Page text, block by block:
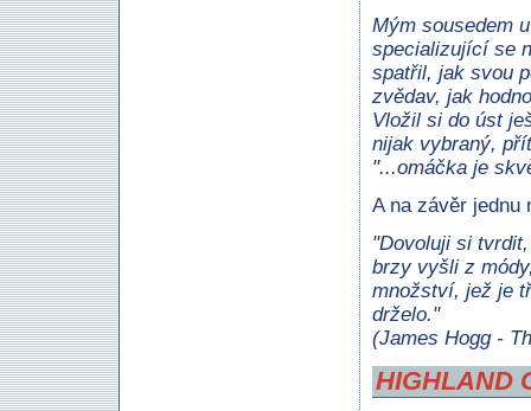
Mým sousedem
specializující se
spatřil, jak svou
zvědav, jak
Vložil si do úst
nijak vybraný,
"...omáčka je
A na závěr jednu
"Dovoluji si
brzy vyšli z
množství, jež je
drželo."
(James Hogg -
HIGHLAND